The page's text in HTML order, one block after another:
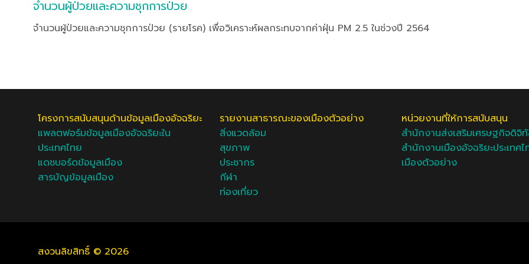
จำนวนผู้ป่วยและความชุกการป่วย
จำนวนผู้ป่วยและความชุกการป่วย (รายโรค) เพื่อวิเคราะห์ผลกระทบจากค่าฝุ่น PM 2.5 ในช่วงปี 2564
โครงการสนับสนุนด้านข้อมูลเมืองอัจฉริยะ
แพลตฟอร์มข้อมูลเมืองอัจฉริยะใน
ประเทศไทย
แดชบอร์ดข้อมูลเมือง
สารบัญข้อมูลเมือง
รายงานสาธารณะของเมืองตัวอย่าง
สิ่งแวดล้อม
สุขภาพ
ประชากร
กีฬา
ท่องเที่ยว
หน่วยงานที่ให้การสนับสนุน
สำนักงานส่งเสริมเศรษฐกิจดิจิ
สำนักงานเมืองอัจฉริยะประเทศไ
เมืองตัวอย่าง
สงวนลิขสิทธิ์ © 2026